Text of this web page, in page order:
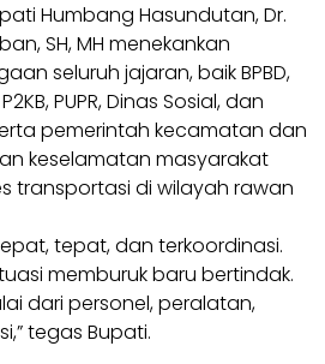
Humbang Hasundutan, Dr.
SH, MH menekankan
seluruh jajaran, baik BPBD,
PUPR, Dinas Sosial, dan
pemerintah kecamatan dan
keselamatan masyarakat
transportasi di wilayah rawan
tepat, dan terkoordinasi.
memburuk baru bertindak.
dari personel, peralatan,
tegas Bupati.